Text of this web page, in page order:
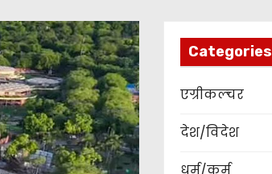
Categories
एग्रीकल्चर
देश/विदेश